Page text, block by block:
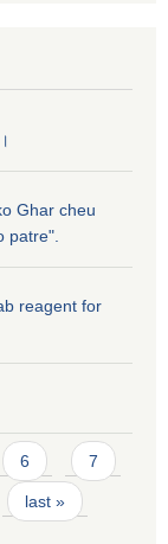
Ghar cheu
patre".
reagent for
6 7
last »